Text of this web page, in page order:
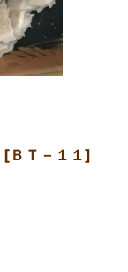
[ＢＴ－１１]